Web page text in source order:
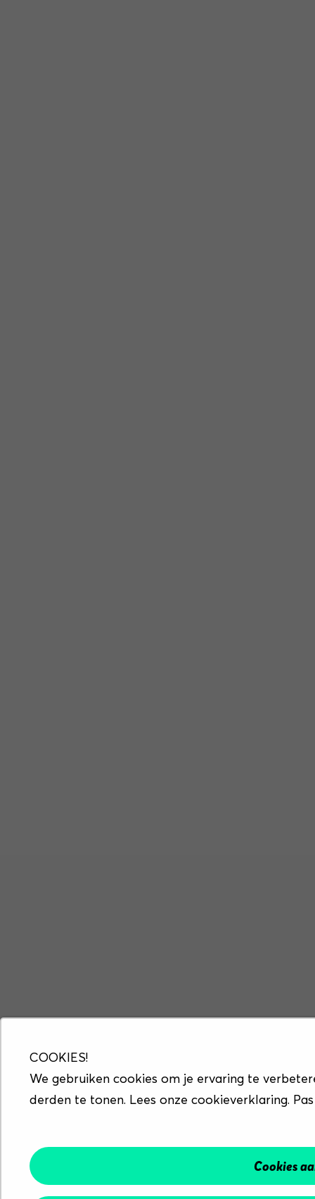
COOKIES!
We gebruiken cookies om je ervaring te
derden te tonen. Lees onze cookieverklaring.
Cookies